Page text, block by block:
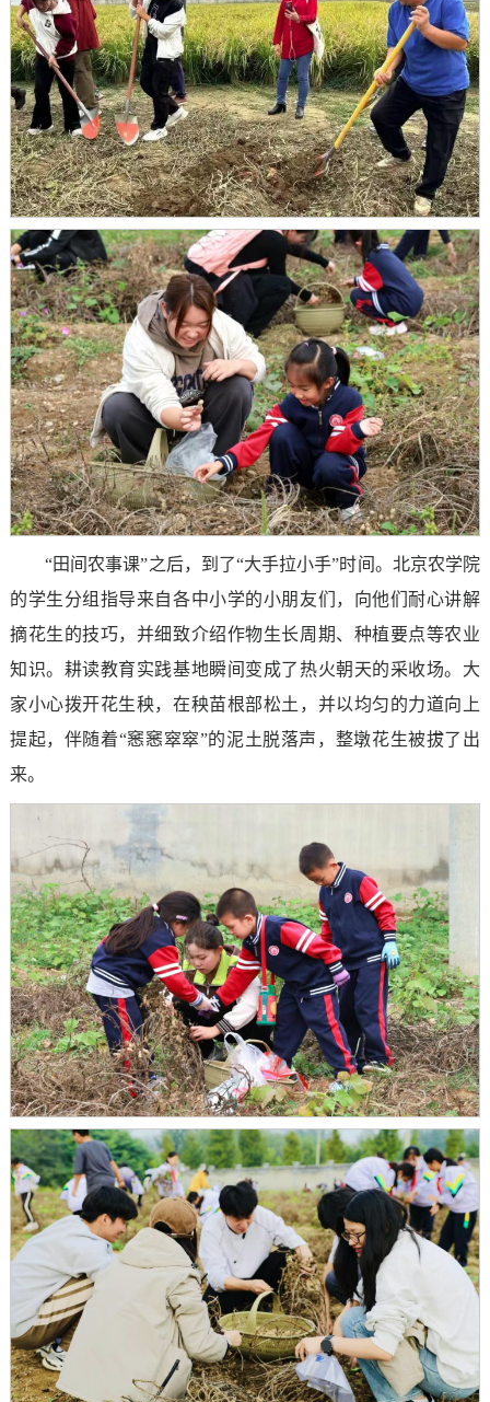
“田间农事课”之后，到了“大手拉小手”时间。北京农学院
的学生分组指导来自各中小学的小朋友们，向他们耐心讲解
摘花生的技巧，并细致介绍作物生长周期、种植要点等农业
知识。耕读教育实践基地瞬间变成了热火朝天的采收场。大
家小心拨开花生秧，在秧苗根部松土，并以均匀的力道向上
提起，伴随着“窸窸窣窣”的泥土脱落声，整墩花生被拔了出
来。